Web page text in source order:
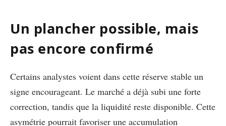
Un plancher possible, mais
pas encore confirmé
Certains analystes voient dans cette réserve stable un
signe encourageant. Le marché a déjà subi une forte
correction, tandis que la liquidité reste disponible. Cette
asymétrie pourrait favoriser une accumulation